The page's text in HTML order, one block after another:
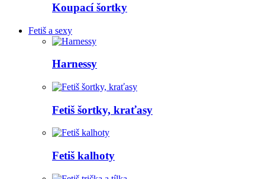
Koupací šortky
Fetiš a sexy
Harnessy
Fetiš šortky, kraťasy
Fetiš kalhoty